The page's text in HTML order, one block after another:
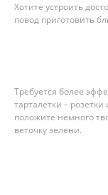
Хотите устроить
повод приготовить
Требуется более
тарталетки –
положите немного
веточку зелени.